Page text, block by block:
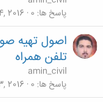
پاسخ ها 0
2016
اصول تهیه
تلفن همراه
amin_civil
پاسخ ها 0
2016